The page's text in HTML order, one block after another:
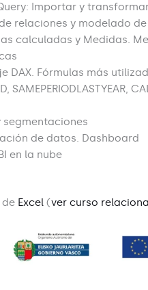
Importar y
relaciones y modelado
calculadas y Medidas.
DAX. Fórmulas más
SAMEPERIODLASTYEAR,
segmentaciones
de datos. Dashboard
en la nube
Excel (ver curso